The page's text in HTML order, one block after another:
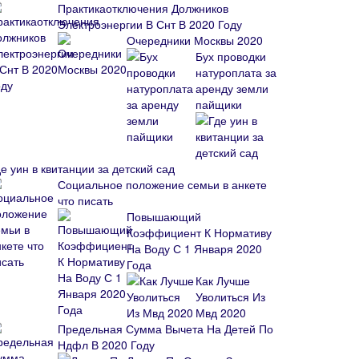
Практикаотключения Должников
Электроэнергии В Снт В 2020 Году
Очередники Москвы 2020
Бух проводки
натуроплата за
аренду земли
пайщики
уин в квитанции за детский сад
Социальное положение семьи в анкете
что писать
Повышающий
Коэффициент К Нормативу
На Воду С 1 Января 2020
Года
Как Лучше
Уволиться Из
Мвд 2020
Предельная Сумма Вычета На Детей По
Ндфл В 2020 Году